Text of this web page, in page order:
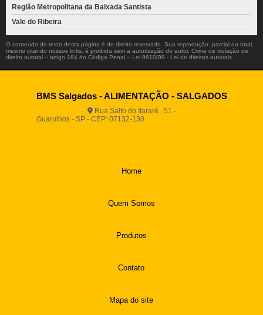
Região Metropolitana da Baixada Santista
Vale do Ribeira
O conteúdo do texto desta página é de direito reservado. Sua reprodução, parcial ou total,
mesmo citando nossos links, é proibida sem a autorização do autor. Crime de violação de
direito autoral – artigo 184 do Código Penal – Lei 9610/98 - Lei de direitos autorais
BMS Salgados - ALIMENTAÇÃO - SALGADOS
Rua Salto do Itararé , 51 -
Guarulhos - SP - CEP: 07132-130
Home
Quem Somos
Produtos
Contato
Mapa do site